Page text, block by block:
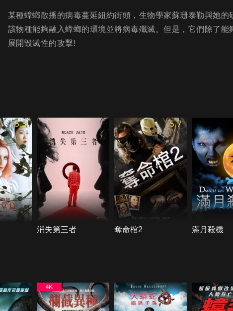
某種蟑螂散播的病毒蔓延紐約街頭，生物學家蘇珊泰勒與她
該物種能夠融入蟑螂的環境並將病毒殲滅。但是，它們除了
展開毀滅性的攻擊!
5.3
消失第三者
5.7
奪命棺2 滿月殺機